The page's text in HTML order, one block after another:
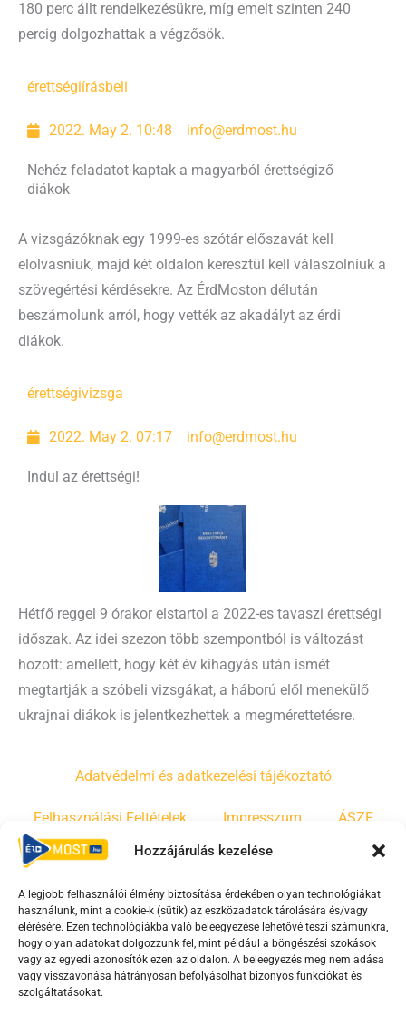
Hozzájárulás kezelése
A legjobb felhasználói élmény biztosítása érdekében olyan technológiákat
használunk, mint a cookie-k (sütik) az eszközadatok tárolására és/vagy
elérésére. Ezen technológiákba való beleegyezése lehetővé teszi számunkra,
hogy olyan adatokat dolgozzunk fel, mint például a böngészési szokások
vagy az egyedi azonosítók ezen az oldalon. A beleegyezés meg nem adása
vagy visszavonása hátrányosan befolyásolhat bizonyos funkciókat és
szolgáltatásokat.
180 perc állt rendelkezésükre, míg emelt szinten 240
percig dolgozhattak a végzősök.
érettségiírásbeli
2022. May 2. 10:48 info@erdmost.hu
Nehéz feladatot kaptak a magyarból érettségiző
diákok
A vizsgázóknak egy 1999-es szótár előszavát kell
elolvasniuk, majd két oldalon keresztül kell válaszolniuk a
szövegértési kérdésekre. Az ÉrdMoston délután
beszámolunk arról, hogy vették az akadályt az érdi
diákok.
érettségivizsga
2022. May 2. 07:17 info@erdmost.hu
Indul az érettségi!
Hétfő reggel 9 órakor elstartol a 2022-es tavaszi érettségi
időszak. Az idei szezon több szempontból is változást
hozott: amellett, hogy két év kihagyás után ismét
megtartják a szóbeli vizsgákat, a háború elől menekülő
ukrajnai diákok is jelentkezhettek a megmérettetésre.
Adatvédelmi és adatkezelési tájékoztató
Felhasználási Feltételek Impresszum ÁSZF
Irányelvek Moderálási szabályzat
F
a
c
e
Y
o
u
t
T
i
k